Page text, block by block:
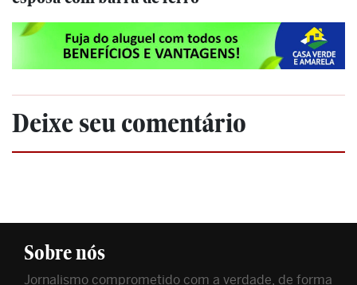
Deixe seu comentário
Sobre nós
Jornalismo comprometido com a verdade, de forma